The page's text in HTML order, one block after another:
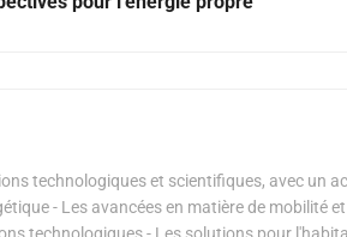
technologiques et scientifiques, avec un
- Les avancées en matière de mobilité